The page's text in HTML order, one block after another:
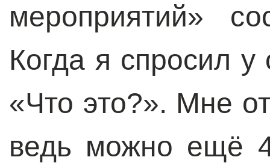
мероприятий»
Когда я спросил у
«Что это?». Мне
ведь можно ещё